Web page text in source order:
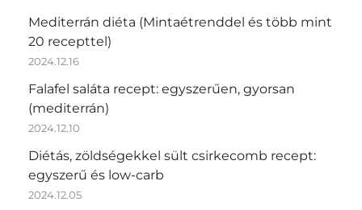
Mediterrán diéta (Mintaétrenddel és több mint
20 recepttel)
2024.12.16
Falafel saláta recept: egyszerűen, gyorsan
(mediterrán)
2024.12.10
Diétás, zöldségekkel sült csirkecomb recept:
egyszerű és low-carb
2024.12.05